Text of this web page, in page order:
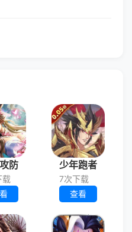
防
载
少年跑者
7次下载
查看